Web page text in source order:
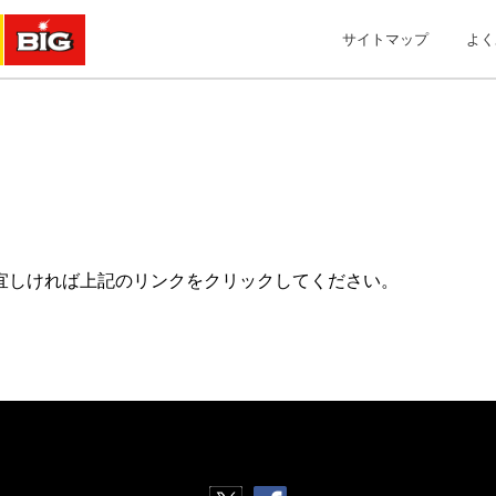
サイトマップ よ
ければ上記のリンクをクリックしてください。